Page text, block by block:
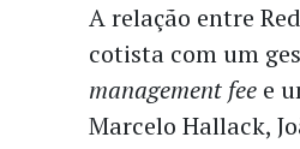
A relação entre
cotista com um
management fee e
Marcelo Hallack,